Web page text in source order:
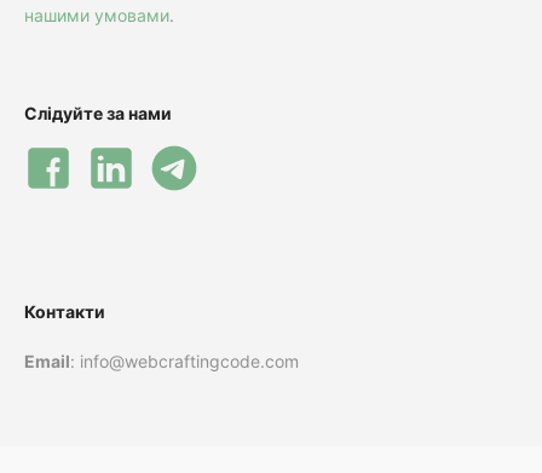
нашими умовами.
Слідуйте за нами
Контакти
Email: info@webcraftingcode.com